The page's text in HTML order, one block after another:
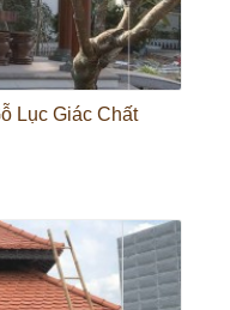
Lục Giác Chất